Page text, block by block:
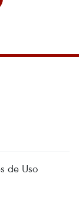
de Uso